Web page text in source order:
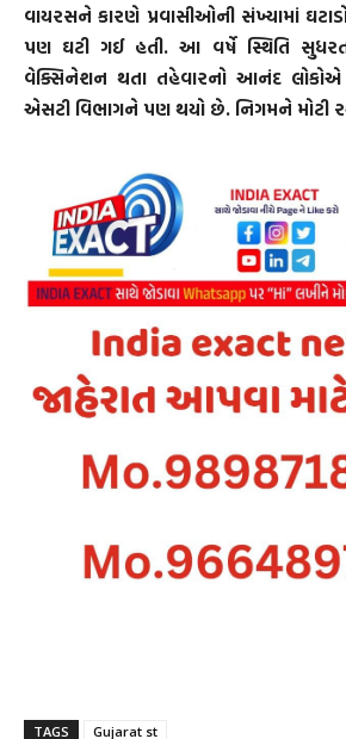
વાયરસને કારણે પ્રવાસીઓની સંખ્યામાં
પણ ઘટી ગઈ હતી. આ વર્ષે સ્થિતિ
વેક્સિનેશન થતા તહેવારનો આનંદ
એસટી વિભાગને પણ થયો છે. નિગમને
TAGS Gujarat st